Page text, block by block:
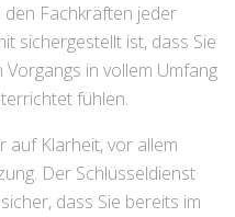
Fachkräften jeder
sichergestellt ist, dass Sie
in vollem Umfang
fühlen.
auf Klarheit, vor allem
Der Schlüsseldienst
dass Sie bereits im